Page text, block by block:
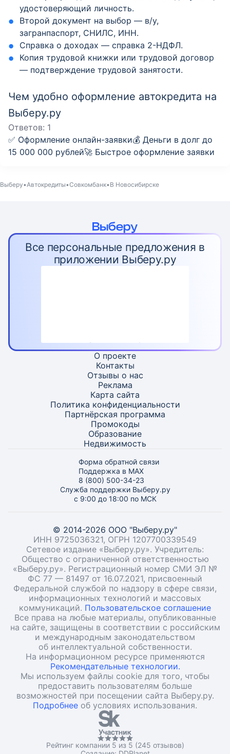
удостоверяющий личность.
Второй документ на выбор — в/у,
загранпаспорт, СНИЛС, ИНН.
Справка о доходах — справка 2-НДФЛ.
Копия трудовой книжки или трудовой договор
— подтверждение трудовой занятости.
Чем удобно оформление автокредита на
Выберу.ру
Ответов: 1
✅ Оформление онлайн-заявки💰 Деньги в долг до
15 000 000 рублей🚀 Быстрое оформление заявки
Выберу Автокредиты Совкомбанк В Новосибирске
Все персональные предложения в
приложении Выберу.ру
О проекте
Контакты
Отзывы о нас
Реклама
Карта сайта
Политика конфиденциальности
Партнёрская программа
Промокоды
Образование
Недвижимость
Форма обратной связи
Поддержка в MAX
8 (800) 500-34-23
Служба поддержки Выберу.ру
с 9:00 до 18:00 по МСК
© 2014-2026 ООО "Выберу.ру"
ИНН 9725036321, ОГРН 1207700339549
Сетевое издание «Выберу.ру». Учредитель:
Общество с ограниченной ответственностью
«Выберу.ру». Регистрационный номер СМИ ЭЛ №
ФС 77 — 81497 от 16.07.2021, присвоенный
Федеральной службой по надзору в сфере связи,
информационных технологий и массовых
коммуникаций. Пользовательское соглашение
Все права на любые материалы, опубликованные
на сайте, защищены в соответствии с российским
и международным законодательством
об интеллектуальной собственности.
На информационном ресурсе применяются
Рекомендательные технологии.
Мы используем файлы cookie для того, чтобы
предоставить пользователям больше
возможностей при посещении сайта Выберу.ру.
Подробнее об условиях использования.
Рейтинг компании 5 из 5 (245 отзывов)